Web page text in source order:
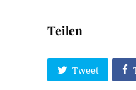
Teilen
Tweet